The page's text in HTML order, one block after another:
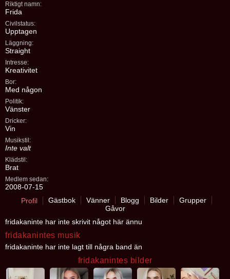
Riktigt namn:
Frida
Civilstatus:
Upptagen
Läggning:
Straight
Intresse:
Kreativitet
Bor:
Med någon
Politik:
Vänster
Dricker:
Vin
Musikstil:
Inte valt
Klädstil:
Brat
Medlem sedan:
2008-07-15
Profil
Gästbok Vänner Blogg Bilder
Grupper
Gåvor
fridakaninte har inte skrivit något här ännu
fridakanintes musik
fridakaninte har inte lagt till några band än
fridakanintes bilder